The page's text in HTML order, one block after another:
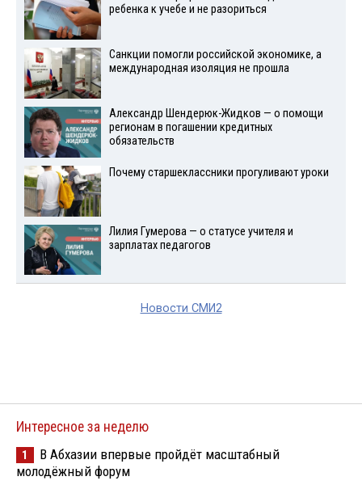
ребенка к учебе и не разориться
Санкции помогли российской экономике, а
международная изоляция не прошла
Александр Шендерюк-Жидков — о помощи
регионам в погашении кредитных
обязательств
Почему старшеклассники прогуливают уроки
Лилия Гумерова — о статусе учителя и
зарплатах педагогов
Новости СМИ2
Интересное за неделю
1
В Абхазии впервые пройдёт масштабный
молодёжный форум